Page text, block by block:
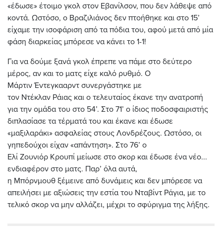
«έδωσε» έτοιμο γκολ στον Εβανίλσον, που δεν λάθεψε από
κοντά. Ωστόσο, ο Βραζιλιάνος δεν πτοήθηκε και στο 15’
είχαμε την ισοφάριση από τα πόδια του, αφού μετά από μία
φάση διαρκείας μπόρεσε να κάνει το 1-1!
Για να δούμε ξανά γκολ έπρεπε να πάμε στο δεύτερο
μέρος, αν και το ματς είχε καλό ρυθμό. Ο
Μάρτιν Έντεγκααρντ συνεργάστηκε με
τον Ντέκλαν Ράιας και ο τελευταίος έκανε την ανατροπή
για την ομάδα του στο 54’. Στο 71’ ο ίδιος ποδοσφαιριστής
διπλασίασε τα τέρματά του και έκανε και έδωσε
«μαξιλαράκι» ασφαλείας στους Λονδρέζους. Ωστόσο, οι
γηπεδούχοι είχαν «απάντηση». Στο 76’ ο
Ελί Ζουνιόρ Κρουπί μείωσε στο σκορ και έδωσε ένα νέο...
ενδιαφέρον στο ματς. Παρ’ όλα αυτά,
η Μπόρνμουθ ξέμεινε από δυνάμεις και δεν μπόρεσε να
απειλήσει με αξιώσεις την εστία του Νταβίντ Ράγια, με το
τελικό σκορ να μην αλλάζει, μέχρι το σφύριγμα της λήξης.